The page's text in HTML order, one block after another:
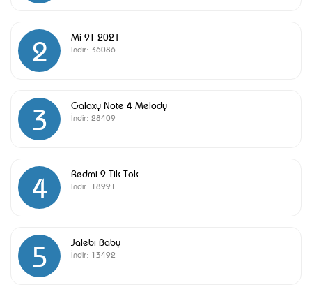
2 Mi 9T 2021
İndir: 36086
3 Galaxy Note 4 Melody
İndir: 28409
4 Redmi 9 Tik Tok
İndir: 18991
5 Jalebi Baby
İndir: 13492